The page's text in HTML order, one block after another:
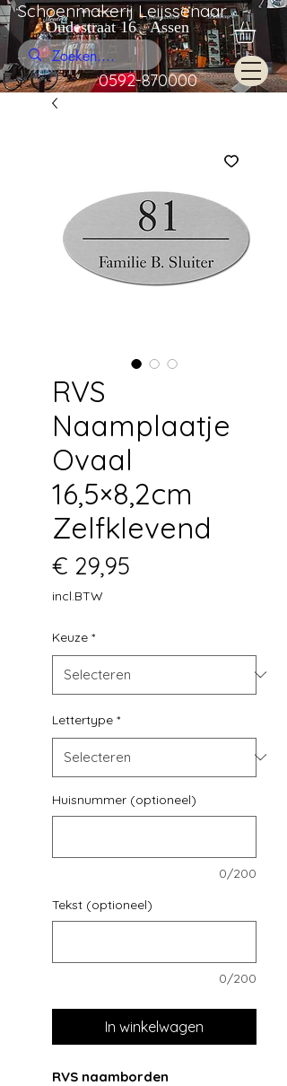
Schoenmakerij Leijssenaar
Oudestraat 16 Assen
0592-870000
RVS
Naamplaatje
Ovaal
16,5×8,2cm
Zelfklevend
€ 29,95
incl.BTW
Keuze *
Lettertype *
Huisnummer (optioneel)
0/200
Tekst (optioneel)
0/200
In winkelwagen
RVS naamborden